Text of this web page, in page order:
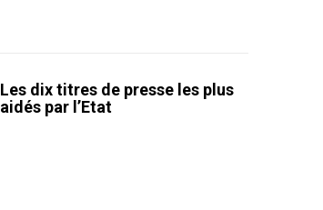
Les dix titres de presse les plus
aidés par l’Etat